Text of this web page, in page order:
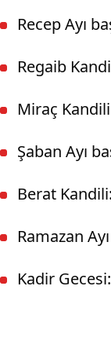
Recep Ayı
Regaib
Miraç
Şaban Ayı
Berat
Ramazan
Kadir